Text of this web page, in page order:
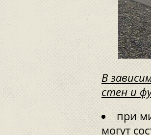
В
стен и
при
могут